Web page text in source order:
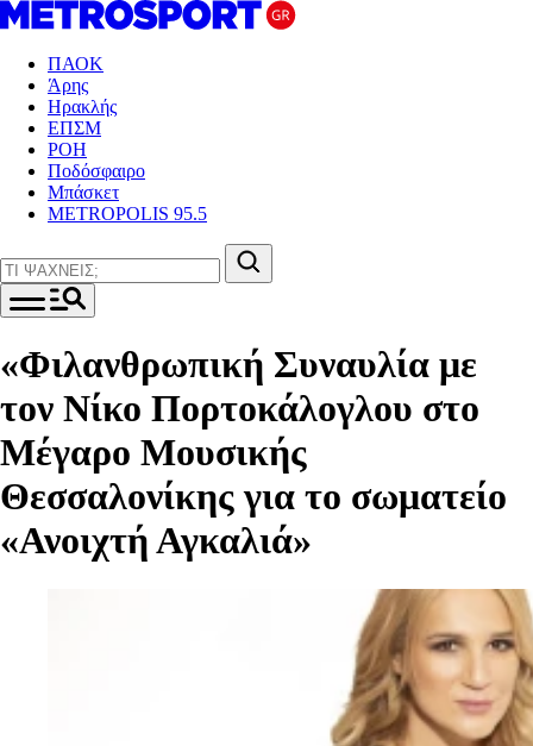
ΠΑΟΚ
Άρης
Ηρακλής
ΕΠΣΜ
ΡΟΗ
Ποδόσφαιρο
Μπάσκετ
METROPOLIS 95.5
«Φιλανθρωπική Συναυλία με
τον Νίκο Πορτοκάλογλου στο
Μέγαρο Μουσικής
Θεσσαλονίκης για το σωματείο
«Ανοιχτή Αγκαλιά»